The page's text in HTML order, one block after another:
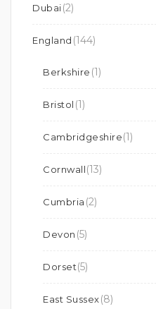
Dubai(2)
England (144)
Berkshire (1)
Bristol (1)
Cambridgeshire(1)
Cornwall(13)
Cumbria (2)
Devon (5)
Dorset(5)
East Sussex(8)